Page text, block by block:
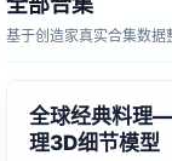
基于创造家真实合集数据
全球经典料理
理3D细节模型